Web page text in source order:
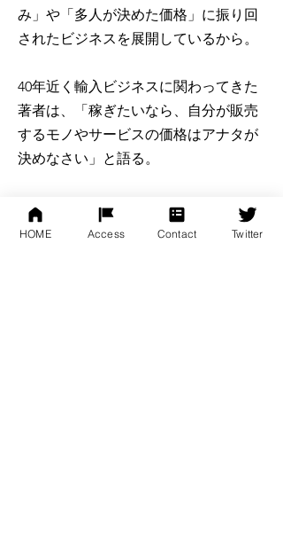
み」や「多人が決めた価格」に振り回
されたビジネスを展開しているから。
40年近く輸入ビジネスに関わってきた
著者は、「稼ぎたいなら、自分が販売
するモノやサービスの価格はアナタが
決めなさい」と語る。
価値のある商品・サービスの「価格決
定権」を持ち、「儲かるビジネス」を
HOME Access Contact Twitter